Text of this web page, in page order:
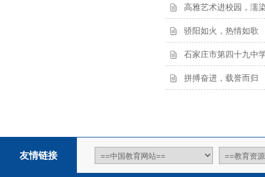
高雅艺术进校园，濡
骄阳如火，热情如歌
石家庄市第四十九中
拼搏奋进，载誉而归
友情链接